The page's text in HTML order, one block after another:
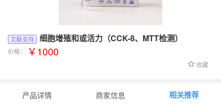
文献支持 细胞增殖和或活力（CCK-8、MTT检测）
价格： ￥1000
收藏
产品详情 商家信息 相关推荐